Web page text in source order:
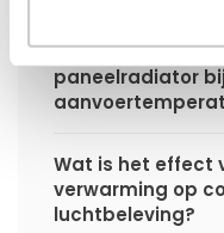
Hoe presteert
paneelradiator
Wat is het effect
verwarming op
luchtbeleving?